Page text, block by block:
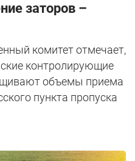
заторов –
комитет отмечает,
контролирующие
объемы приема
пункта пропуска